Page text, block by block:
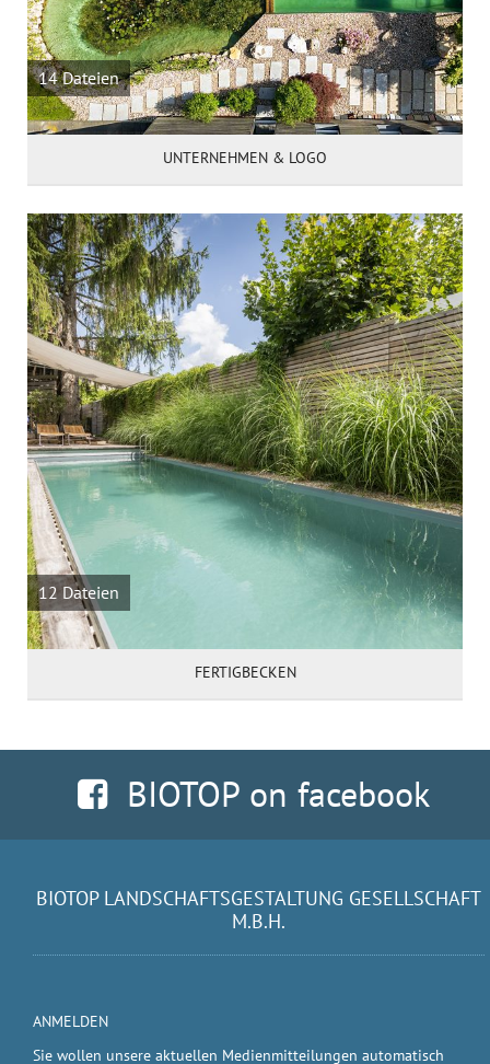
14 Dateien
UNTERNEHMEN & LOGO
12 Dateien
FERTIGBECKEN
BIOTOP on facebook
BIOTOP LANDSCHAFTSGESTALTUNG GESELLSCHAFT
M.B.H.
ANMELDEN
Sie wollen unsere aktuellen Medienmitteilungen automatisch